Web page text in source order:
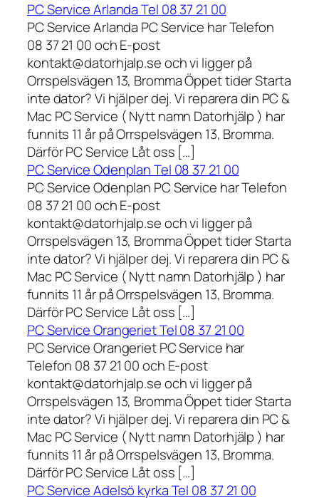
PC Service Arlanda Tel 08 37 21 00
PC Service Arlanda PC Service har Telefon
08 37 21 00 och E-post
kontakt@datorhjalp.se och vi ligger på
Orrspelsvägen 13, Bromma Öppet tider Starta
inte dator? Vi hjälper dej. Vi reparera din PC &
Mac PC Service ( Nytt namn Datorhjälp ) har
funnits 11 år på Orrspelsvägen 13, Bromma.
Därför PC Service Låt oss […]
PC Service Odenplan Tel 08 37 21 00
PC Service Odenplan PC Service har Telefon
08 37 21 00 och E-post
kontakt@datorhjalp.se och vi ligger på
Orrspelsvägen 13, Bromma Öppet tider Starta
inte dator? Vi hjälper dej. Vi reparera din PC &
Mac PC Service ( Nytt namn Datorhjälp ) har
funnits 11 år på Orrspelsvägen 13, Bromma.
Därför PC Service Låt oss […]
PC Service Orangeriet Tel 08 37 21 00
PC Service Orangeriet PC Service har
Telefon 08 37 21 00 och E-post
kontakt@datorhjalp.se och vi ligger på
Orrspelsvägen 13, Bromma Öppet tider Starta
inte dator? Vi hjälper dej. Vi reparera din PC &
Mac PC Service ( Nytt namn Datorhjälp ) har
funnits 11 år på Orrspelsvägen 13, Bromma.
Därför PC Service Låt oss […]
PC Service Adelsö kyrka Tel 08 37 21 00